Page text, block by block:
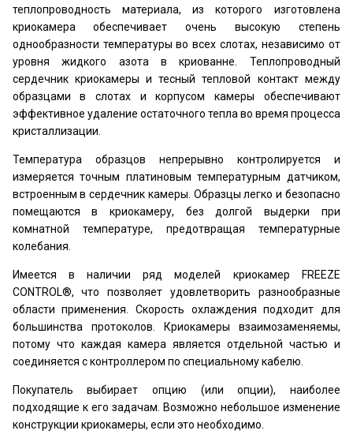
теплопроводность материала, из которого изготовлена
криокамера обеспечивает очень высокую степень
однообразности температуры во всех слотах, независимо от
уровня жидкого азота в криованне. Теплопроводный
сердечник криокамеры и тесный тепловой контакт между
образцами в слотах и корпусом камеры обеспечивают
эффективное удаление остаточного тепла во время процесса
кристаллизации.
Температура образцов непрерывно контролируется и
измеряется точным платиновым температурным датчиком,
встроенным в сердечник камеры. Образцы легко и безопасно
помещаются в криокамеру, без долгой выдерки при
комнатной температуре, предотвращая температурные
колебания.
Имеется в наличии ряд моделей криокамер FREEZE
CONTROL®, что позволяет удовлетворить разнообразные
области применения. Скорость охлаждения подходит для
большинства протоколов. Криокамеры взаимозаменяемы,
потому что каждая камера является отдельной частью и
соединяется с контроллером по специальному кабелю.
Покупатель выбирает опцию (или опции), наиболее
подходящие к его задачам. Возможно небольшое изменение
конструкции криокамеры, если это необходимо.